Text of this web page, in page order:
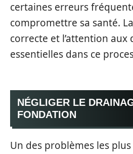
certaines erreurs
compromettre sa santé.
correcte et l’attention aux
essentielles dans ce
NÉGLIGER LE
FONDATION
Un des problèmes les